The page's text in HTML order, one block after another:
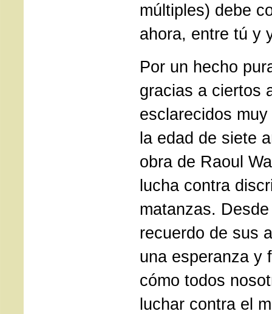
múltiples) debe
ahora, entre tú y
Por un hecho
gracias a ciertos
esclarecidos
la edad de siete
obra de Raoul
lucha contra
matanzas.
recuerdo de sus
una esperanza y
cómo todos
luchar contra el